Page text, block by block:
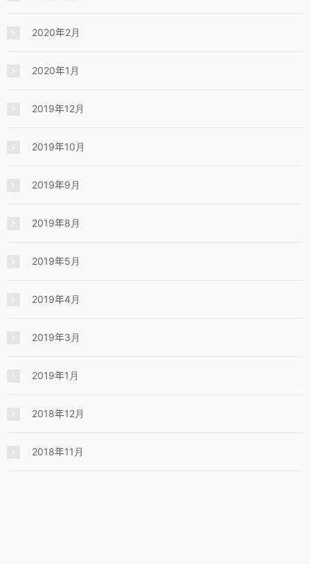
2020年2月
2020年1月
2019年12月
2019年10月
2019年9月
2019年8月
2019年5月
2019年4月
2019年3月
2019年1月
2018年12月
2018年11月